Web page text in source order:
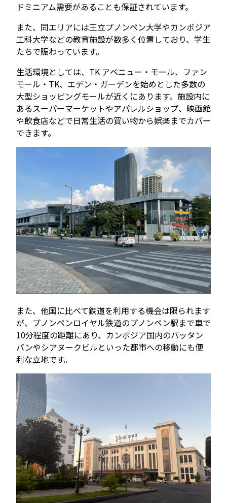
ドミニアム需要があることも保証されています。
また、同エリアには王立プノンペン大学やカンボジア
工科大学などの教育施設が数多く位置しており、学生
たちで賑わっています。
生活環境としては、TK アベニュー・モール、ファン
モール・TK、エデン・ガーデンを始めとした多数の
大型ショッピングモールが近くにあります。施設内に
あるスーパーマーケットやアパレルショップ、映画館
や飲食店などで日常生活の買い物から娯楽までカバー
できます。
また、他国に比べて鉄道を利用する機会は限られます
が、プノンペンロイヤル鉄道のプノンペン駅まで車で
10分程度の距離にあり、カンボジア国内のバッタン
バンやシアヌークビルといった都市への移動にも便
利な立地です。